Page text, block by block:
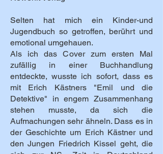
Selten hat mich ein Kinder-und
Jugendbuch so getroffen, berührt und
emotional umgehauen.
Als ich das Cover zum ersten Mal
zufällig in einer Buchhandlung
entdeckte, wusste ich sofort, dass es
mit Erich Kästners "Emil und die
Detektive" in engem Zusammenhang
stehen musste, da sich die
Aufmachungen sehr ähneln. Dass es in
der Geschichte um Erich Kästner und
den Jungen Friedrich Kissel geht, die